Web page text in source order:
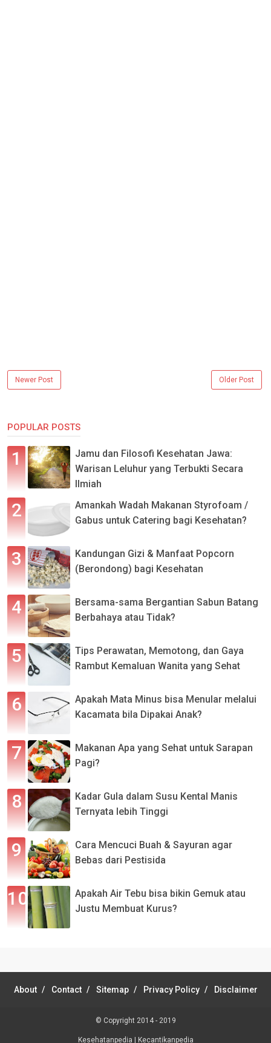
Newer Post Older Post
POPULAR POSTS
Jamu dan Filosofi Kesehatan Jawa:
Warisan Leluhur yang Terbukti Secara
Ilmiah
Amankah Wadah Makanan Styrofoam /
Gabus untuk Catering bagi Kesehatan?
Kandungan Gizi & Manfaat Popcorn
(Berondong) bagi Kesehatan
Bersama-sama Bergantian Sabun Batang
Berbahaya atau Tidak?
Tips Perawatan, Memotong, dan Gaya
Rambut Kemaluan Wanita yang Sehat
Apakah Mata Minus bisa Menular melalui
Kacamata bila Dipakai Anak?
Makanan Apa yang Sehat untuk Sarapan
Pagi?
Kadar Gula dalam Susu Kental Manis
Ternyata lebih Tinggi
Cara Mencuci Buah & Sayuran agar
Bebas dari Pestisida
Apakah Air Tebu bisa bikin Gemuk atau
Justu Membuat Kurus?
About Contact Sitemap Privacy Policy Disclaimer
© Copyright 2014 - 2019
Kesehatanpedia | Kecantikanpedia